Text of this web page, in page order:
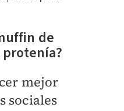
de
mejor
sociales